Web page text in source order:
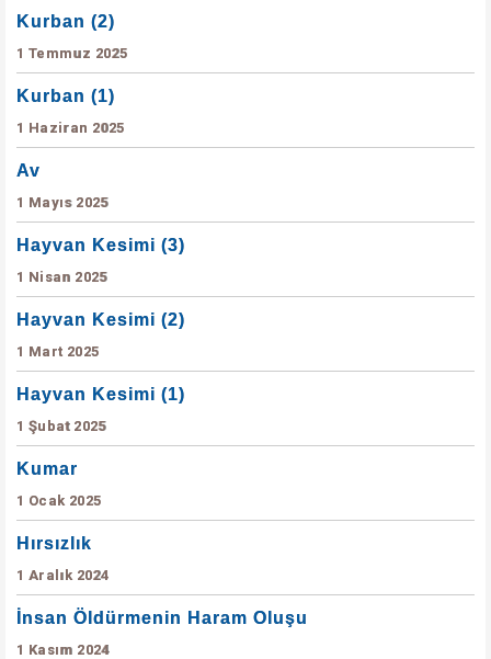
Kurban (2)
1 Temmuz 2025
Kurban (1)
1 Haziran 2025
Av
1 Mayıs 2025
Hayvan Kesimi (3)
1 Nisan 2025
Hayvan Kesimi (2)
1 Mart 2025
Hayvan Kesimi (1)
1 Şubat 2025
Kumar
1 Ocak 2025
Hırsızlık
1 Aralık 2024
İnsan Öldürmenin Haram Oluşu
1 Kasım 2024